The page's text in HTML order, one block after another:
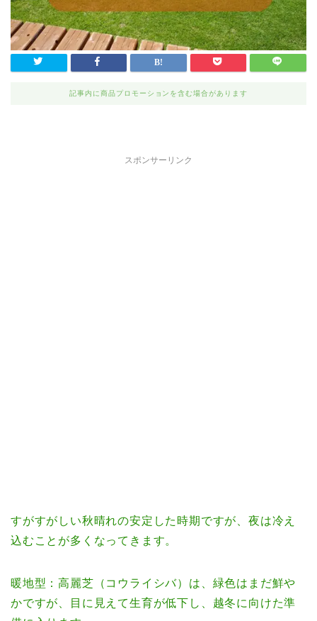
記事内に商品プロモーションを含む場合があります
スポンサーリンク
すがすがしい秋晴れの安定した時期ですが、夜は冷え
込むことが多くなってきます。
暖地型：高麗芝（コウライシバ）は、緑色はまだ鮮や
かですが、目に見えて生育が低下し、越冬に向けた準